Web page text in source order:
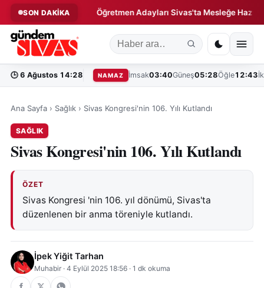
SON DAKİKA
Sözleşme! ◆ Öğretmen Adayları Sivas'ta Mesleğe Hazırlanıyor
🕒 6 Ağustos 14:28 NAMAZ İmsak03:40Güneş05:28Öğle12:43
Ana Sayfa › Sağlık › Sivas Kongresi'nin 106. Yılı Kutlandı
SAĞLIK
Sivas Kongresi'nin 106. Yılı Kutlandı
ÖZET
Sivas Kongresi 'nin 106. yıl dönümü, Sivas'ta
düzenlenen bir anma töreniyle kutlandı.
İpek Yiğit Tarhan
Muhabir · 4 Eylül 2025 18:56 · 1 dk okuma